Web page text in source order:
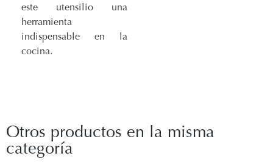
este utensilio una
herramienta
indispensable en la
cocina.
Otros productos en la misma
categoría